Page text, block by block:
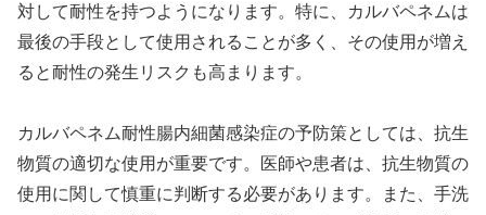
対して耐性を持つようになります。特に、カルバペネムは
最後の手段として使用されることが多く、その使用が増え
ると耐性の発生リスクも高まります。
カルバペネム耐性腸内細菌感染症の予防策としては、抗生
物質の適切な使用が重要です。医師や患者は、抗生物質の
使用に関して慎重に判断する必要があります。また、手洗